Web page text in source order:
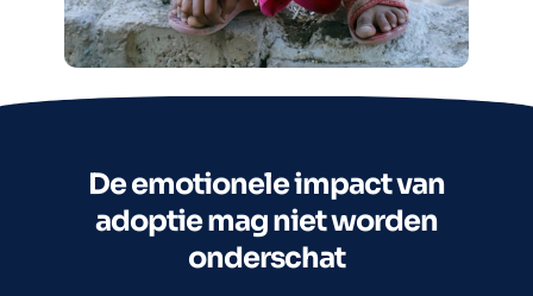
De emotionele impact van
adoptie mag niet worden
onderschat